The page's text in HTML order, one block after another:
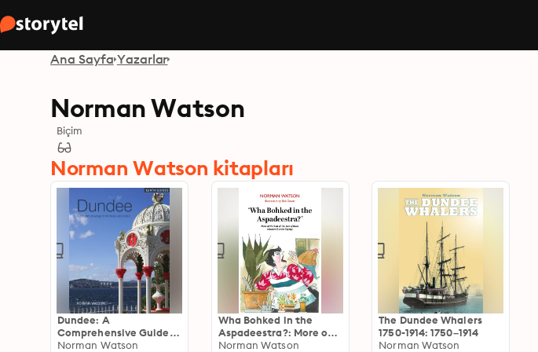
Ana Sayfa Yazarlar
Norman Watson
Biçim
Norman Watson kitapları
Dundee: A
Comprehensive Guide
for Locals and Visitors
Norman Watson
Wha Bohked in the
Aspadeestra?: More of
the best of those
Norman Watson
The Dundee Whalers
1750-1914: 1750–1914
Norman Watson